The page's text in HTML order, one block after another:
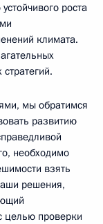
роста
климата.
мы обратимся
развитию
необходимо
взять
решения,
целью проверки